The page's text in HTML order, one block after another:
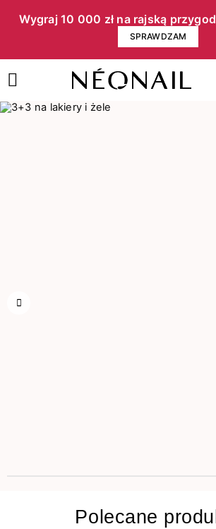
Wygraj 10 000 zł na rajską
SPRAWDZAM
Polecane